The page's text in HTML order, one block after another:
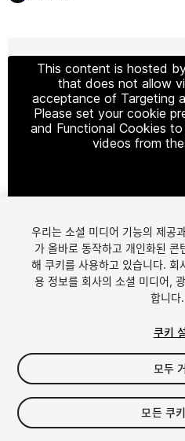
This content is hosted
that does not allow
acceptance of Targeting
Please set your cookie
and Functional Cookies
videos from
1/11
$29.99
세금/부가세는 결제 시 반영됩니다.
우리는 소셜 미디어 기능의 제공
가 올바로 동작하고 개인화된 콘
해 쿠키를 사용하고 있습니다. 회
용 정보를 회사의 소셜 미디어,
합니다.
쿠키
모두
모든 쿠